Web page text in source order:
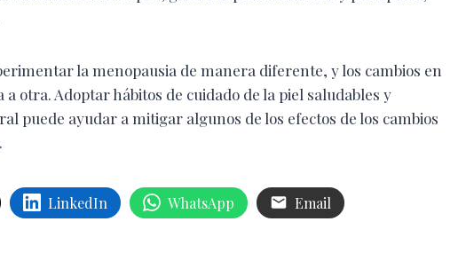
la menopausia de manera diferente, y los cambios en
otra. Adoptar hábitos de cuidado de la piel saludables y
puede ayudar a mitigar algunos de los efectos de los cambios
LinkedIn WhatsApp Email